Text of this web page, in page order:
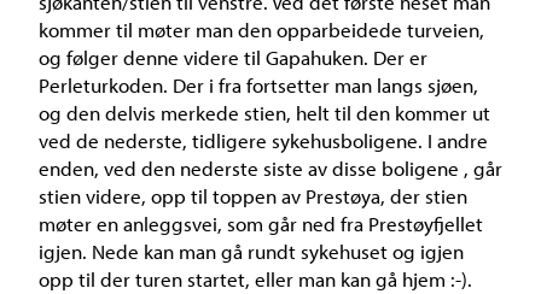
kommer til møter man den opparbeidede turveien,
og følger denne videre til Gapahuken. Der er
Perleturkoden. Der i fra fortsetter man langs sjøen,
og den delvis merkede stien, helt til den kommer ut
ved de nederste, tidligere sykehusboligene. I andre
enden, ved den nederste siste av disse boligene , går
stien videre, opp til toppen av Prestøya, der stien
møter en anleggsvei, som går ned fra Prestøyfjellet
igjen. Nede kan man gå rundt sykehuset og igjen
opp til der turen startet, eller man kan gå hjem :-).